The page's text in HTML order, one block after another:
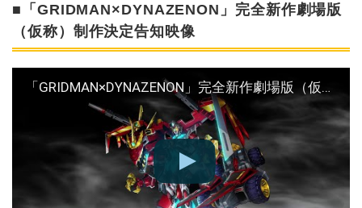
■「GRIDMAN×DYNAZENON」完全新作劇場版
（仮称）制作決定告知映像
「GRIDMAN×DYNAZENON」完全新作劇場版（仮称）制作決定告知映像